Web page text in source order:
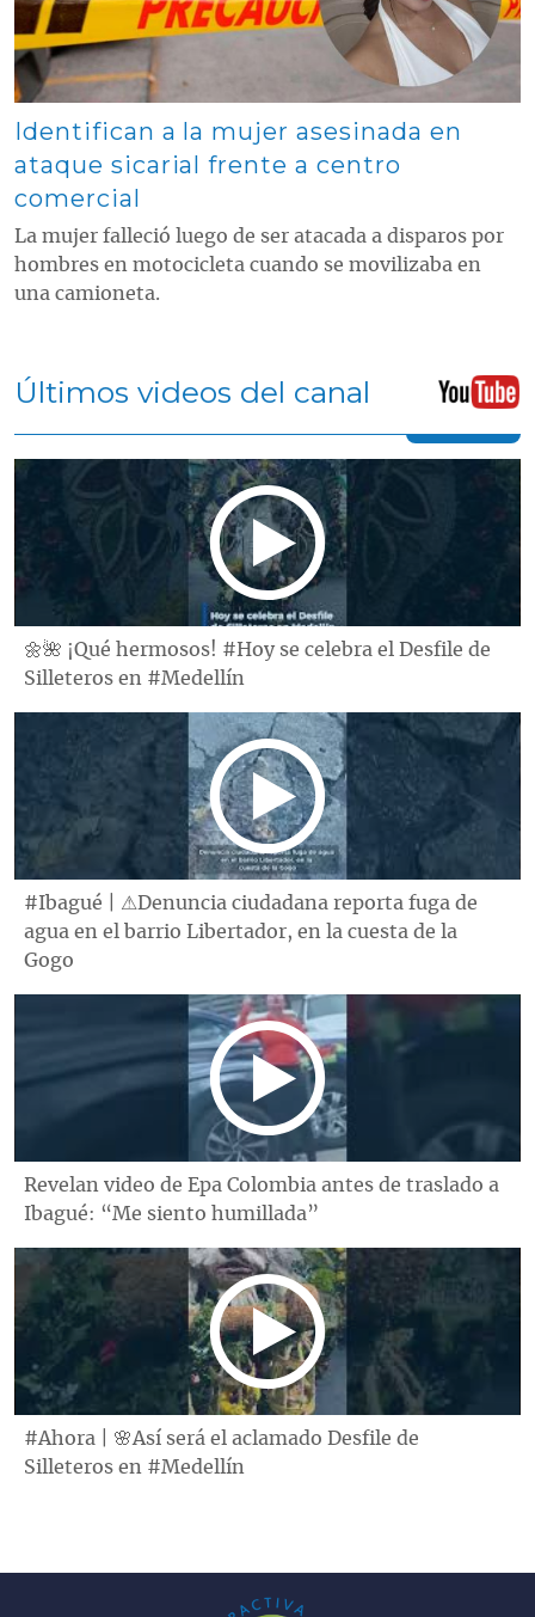
Identifican a la mujer asesinada en
ataque sicarial frente a centro
comercial
La mujer falleció luego de ser atacada a disparos por
hombres en motocicleta cuando se movilizaba en
una camioneta.
Últimos videos del canal
🌼🌺 ¡Qué hermosos! #Hoy se celebra el Desfile de
Silleteros en #Medellín
#Ibagué | ⚠Denuncia ciudadana reporta fuga de
agua en el barrio Libertador, en la cuesta de la
Gogo
Revelan video de Epa Colombia antes de traslado a
Ibagué: “Me siento humillada”
#Ahora | 🌸Así será el aclamado Desfile de
Silleteros en #Medellín